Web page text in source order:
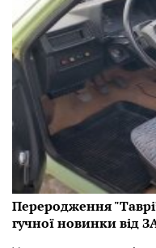
Переродження
гучної новинки від